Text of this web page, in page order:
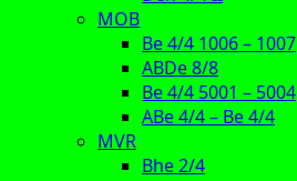
MOB
Be 4/4 1006 – 1007
ABDe 8/8
Be 4/4 5001 – 5004
ABe 4/4 – Be 4/4
MVR
Bhe 2/4